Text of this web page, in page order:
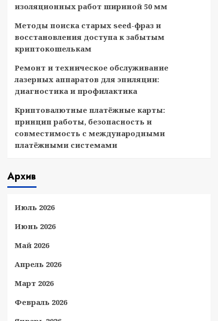
изоляционных работ шириной 50 мм
Методы поиска старых seed-фраз и
восстановления доступа к забытым
криптокошелькам
Ремонт и техническое обслуживание
лазерных аппаратов для эпиляции:
диагностика и профилактика
Криптовалютные платёжные карты:
принцип работы, безопасность и
совместимость с международными
платёжными системами
Архив
Июль 2026
Июнь 2026
Май 2026
Апрель 2026
Март 2026
Февраль 2026